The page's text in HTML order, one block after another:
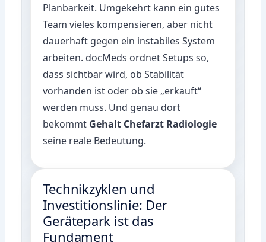
Planbarkeit. Umgekehrt kann ein gutes
Team vieles kompensieren, aber nicht
dauerhaft gegen ein instabiles System
arbeiten. docMeds ordnet Setups so,
dass sichtbar wird, ob Stabilität
vorhanden ist oder ob sie „erkauft“
werden muss. Und genau dort
bekommt Gehalt Chefarzt Radiologie
seine reale Bedeutung.
Technikzyklen und
Investitionslinie: Der
Gerätepark ist das
Fundament